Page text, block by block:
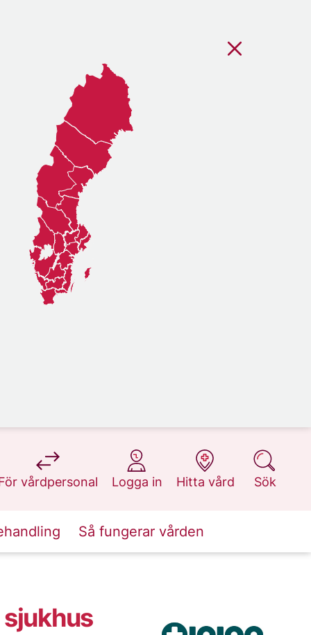
vårdpersonal
på 1177.se
Logga in
på 1177.se
Hitta vård
på 1177.se
Sök
på 1177.se
Så fungerar vården